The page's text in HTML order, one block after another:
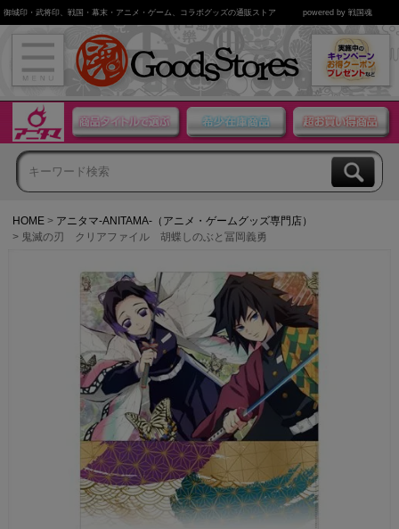
御城印・武将印、戦国・幕末・アニメ・ゲーム、コラボグッズの通販ストア powered by 戦国魂
HOME
アニタマ-ANITAMA-（アニメ・ゲームグッズ専門店）
鬼滅の刃 クリアファイル 胡蝶しのぶと冨岡義勇